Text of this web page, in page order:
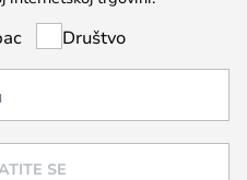
Društvo
SE